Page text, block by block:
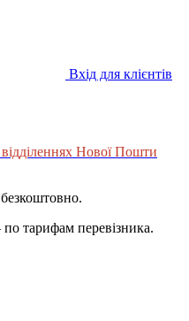
Вхід для клієнтів
відділеннях Нової Пошти
тарифам перевізника.